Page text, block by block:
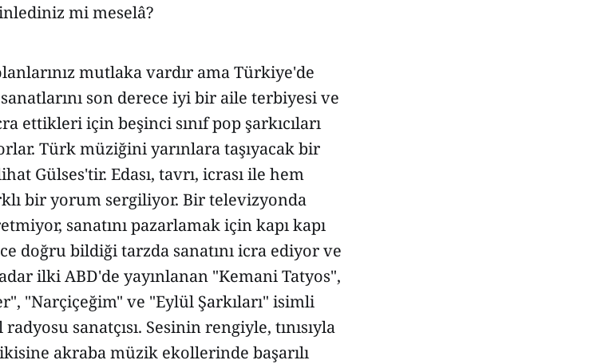
mi meselâ?
mutlaka vardır ama Türkiye'de
son derece iyi bir aile terbiyesi ve
ettikleri için beşinci sınıf pop şarkıcıları
Türk müziğini yarınlara taşıyacak bir
Gülses'tir. Edası, tavrı, icrası ile hem
bir yorum sergiliyor. Bir televizyonda
sanatını pazarlamak için kapı kapı
doğru bildiği tarzda sanatını icra ediyor ve
ilki ABD'de yayınlanan "Kemani Tatyos",
"Narçiçeğim" ve "Eylül Şarkıları" isimli
sanatçısı. Sesinin rengiyle, tınısıyla
akraba müzik ekollerinde başarılı